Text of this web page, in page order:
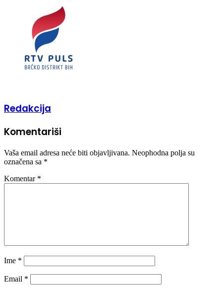
Redakcija
Komentariši
Vaša email adresa neće biti objavljivana. Neophodna polja su
označena sa *
Komentar *
Ime *
Email *